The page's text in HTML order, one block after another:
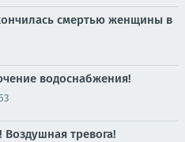
смертью женщины в
водоснабжения!
тревога!